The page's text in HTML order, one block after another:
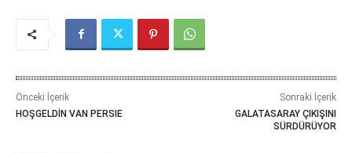
Önceki İçerik
HOŞGELDİN VAN PERSIE
Sonraki İçerik
GALATASARAY ÇIKIŞINI
SÜRDÜRÜYOR